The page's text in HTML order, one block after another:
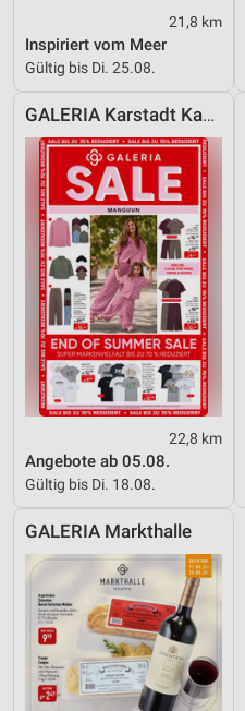
21,8 km
Inspiriert vom Meer
Gültig bis Di. 25.08.
GALERIA Karstadt Kaufhof
22,8 km
Angebote ab 05.08.
Gültig bis Di. 18.08.
GALERIA Markthalle